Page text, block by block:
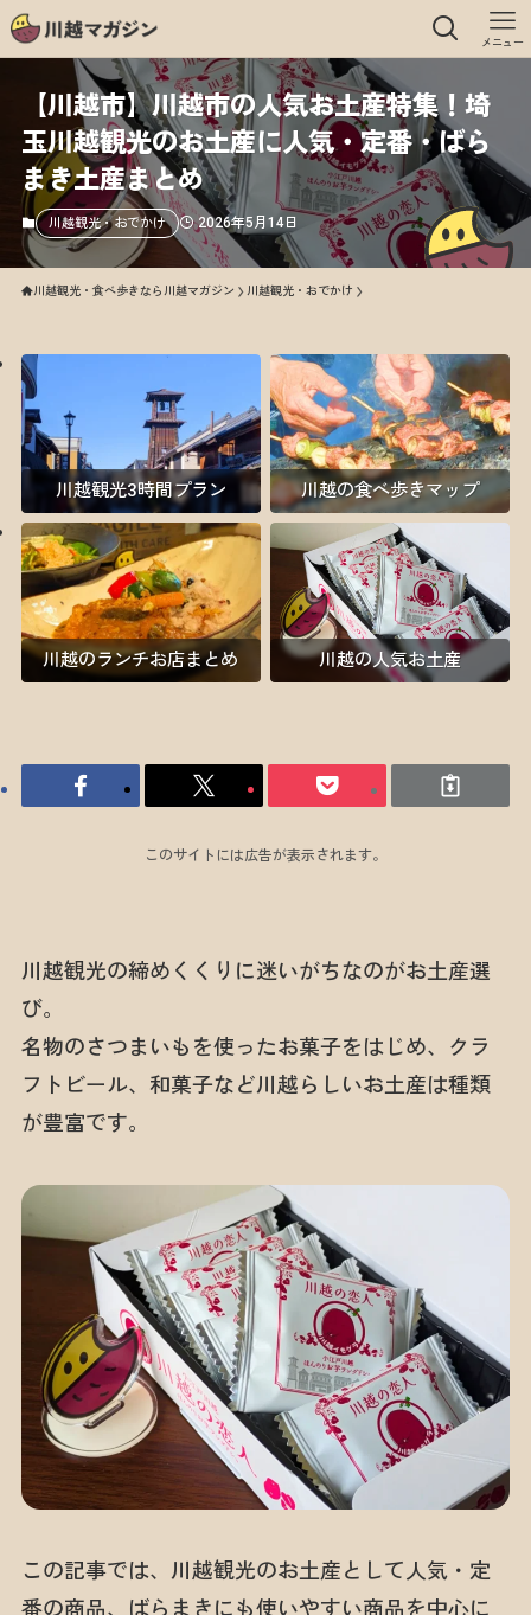
メニュー
【川越市】川越市の人気お土産特集！埼
玉川越観光のお土産に人気・定番・ばら
まき土産まとめ
川越観光・おでかけ 2026年5月14日
川越観光・食べ歩きなら川越マガジン 川越観光・おでかけ
川越観光3時間プラン 川越の食べ歩きマップ
川越のランチお店まとめ 川越の人気お土産
このサイトには広告が表示されます。
川越観光の締めくくりに迷いがちなのがお土産選
び。
名物のさつまいもを使ったお菓子をはじめ、クラ
フトビール、和菓子など川越らしいお土産は種類
が豊富です。
この記事では、川越観光のお土産として人気・定
番の商品、ばらまきにも使いやすい商品を中心に